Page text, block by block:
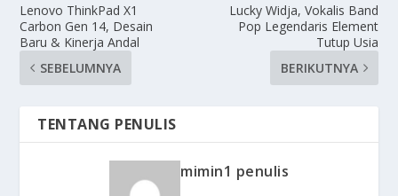
Lenovo ThinkPad X1
Carbon Gen 14, Desain
Baru & Kinerja Andal
SEBELUMNYA
Lucky Widja, Vokalis Band
Pop Legendaris Element
Tutup Usia
BERIKUTNYA
TENTANG PENULIS
mimin1 penulis